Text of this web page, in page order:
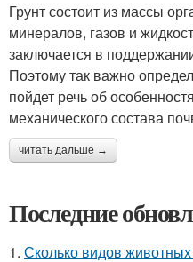
Грунт состоит из массы
минералов, газов и
заключается в
Поэтому так важно
пойдет речь об
механического состава
читать дальше →
Последние
1. Сколько видов